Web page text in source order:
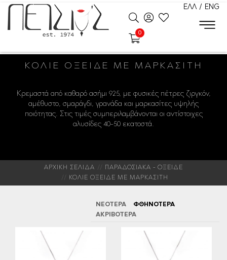
ΕΛΛ / ENG
0
ΚΟΛΙΈ ΟΞΕΙΔΈ ΜΕ ΜΑΡΚΑΣΊΤΗ
Κρεμαστά από καθαρό ασήμι 925, με φυσικές πέτρες ζιργκόν,
αμέθυστο, σμαράγδι, γρανάδα και μαρκασίτες υψηλής
ποιότητας. Στις τιμές συμπεριλαμβάνονται οι αντίστοιχες
αλυσίδες 40-50 εκατοστά.
ΑΡΧΙΚΗ ΣΕΛΙΔΑ
ΠΑΡΑΔΟΣΙΑΚΑ - ΟΞΕΙΔΕ
ΚΟΛΙΕ ΟΞΕΙΔΕ ΜΕ ΜΑΡΚΑΣΙΤΗ
ΝΕΟΤΕΡΑ
ΦΘΗΝΟΤΕΡΑ
ΑΚΡΙΒΟΤΕΡΑ